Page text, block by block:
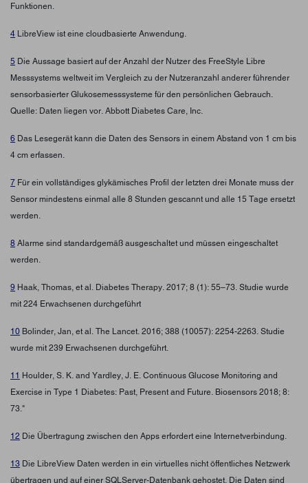
Funktionen.
4 LibreView ist eine cloudbasierte Anwendung.
5 Die Aussage basiert auf der Anzahl der Nutzer des FreeStyle Libre
Messsystems weltweit im Vergleich zu der Nutzeranzahl anderer führender
sensorbasierter Glukosemesssysteme für den persönlichen Gebrauch.
Quelle: Daten liegen vor. Abbott Diabetes Care, Inc.
6 Das Lesegerät kann die Daten des Sensors in einem Abstand von 1 cm bis
4 cm erfassen.
7 Für ein vollständiges glykämisches Profil der letzten drei Monate muss der
Sensor mindestens einmal alle 8 Stunden gescannt und alle 15 Tage ersetzt
werden.
8 Alarme sind standardgemäß ausgeschaltet und müssen eingeschaltet
werden.
9 Haak, Thomas, et al. Diabetes Therapy. 2017; 8 (1): 55–73. Studie wurde
mit 224 Erwachsenen durchgeführt
10 Bolinder, Jan, et al. The Lancet. 2016; 388 (10057): 2254-2263. Studie
wurde mit 239 Erwachsenen durchgeführt.
11 Houlder, S. K. and Yardley, J. E. Continuous Glucose Monitoring and
Exercise in Type 1 Diabetes: Past, Present and Future. Biosensors 2018; 8:
73."
12 Die Übertragung zwischen den Apps erfordert eine Internetverbindung.
13 Die LibreView Daten werden in ein virtuelles nicht öffentliches Netzwerk
übertragen und auf einer SQLServer-Datenbank gehostet. Die Daten sind